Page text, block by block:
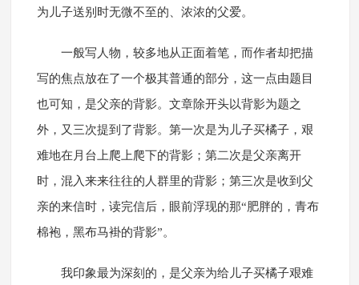
为儿子送别时无微不至的、浓浓的父爱。
一般写人物，较多地从正面着笔，而作者却把描
写的焦点放在了一个极其普通的部分，这一点由题目
也可知，是父亲的背影。文章除开头以背影为题之
外，又三次提到了背影。第一次是为儿子买橘子，艰
难地在月台上爬上爬下的背影；第二次是父亲离开
时，混入来来往往的人群里的背影；第三次是收到父
亲的来信时，读完信后，眼前浮现的那“肥胖的，青布
棉袍，黑布马褂的背影”。
我印象最为深刻的，是父亲为给儿子买橘子艰难